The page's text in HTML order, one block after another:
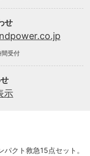
せ
受付
示
クト救急15点セット。